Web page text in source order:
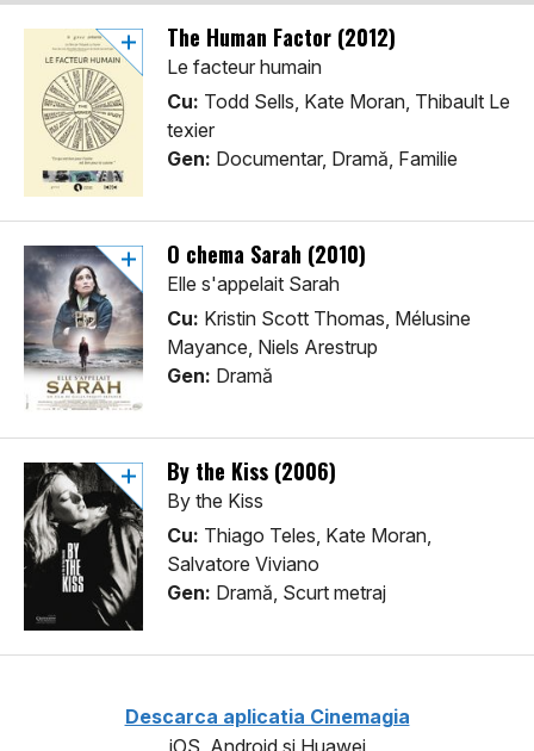
The Human Factor (2012)
Le facteur humain
Cu: Todd Sells, Kate Moran, Thibault Le
texier
Gen: Documentar, Dramă, Familie
O chema Sarah (2010)
Elle s'appelait Sarah
Cu: Kristin Scott Thomas, Mélusine
Mayance, Niels Arestrup
Gen: Dramă
By the Kiss (2006)
By the Kiss
Cu: Thiago Teles, Kate Moran,
Salvatore Viviano
Gen: Dramă, Scurt metraj
Descarca aplicatia Cinemagia